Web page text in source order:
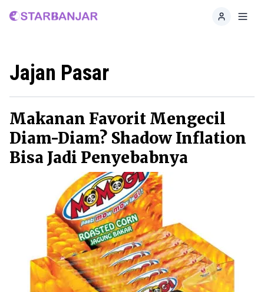
Home
Jajan Pasar
Makanan Favorit Mengecil
Diam-Diam? Shadow Inflation
Bisa Jadi Penyebabnya